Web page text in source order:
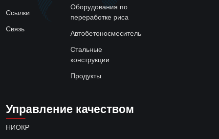
Ссылки
Связь
Оборудования по
переработке риса
Автобетоносмеситель
Стальные
конструкции
Продукты
Управление качеством
НИОКР